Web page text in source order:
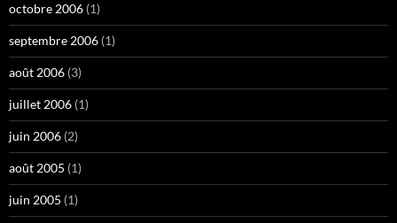
octobre 2006 (1)
septembre 2006 (1)
août 2006 (3)
juillet 2006 (1)
juin 2006 (2)
août 2005 (1)
juin 2005 (1)